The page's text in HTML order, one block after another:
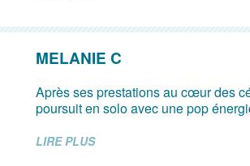
MELANIE C
Après ses prestations au cœur des
poursuit en solo avec une pop
LIRE PLUS